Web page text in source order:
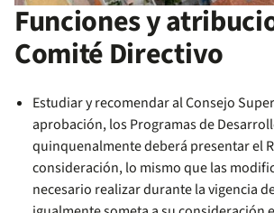
Funciones y
Comité Directivo
Estudiar y recomendar al Consejo
aprobación, los Programas de
quinquenalmente deberá presentar el
consideración, lo mismo que las
necesario realizar durante la vigencia